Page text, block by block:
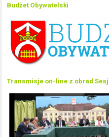
Budżet Obywatelski
Transmisje on-line z obrad